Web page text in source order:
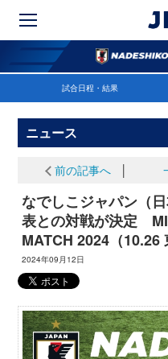
試合日程・結果
ニュース
前の記事へ
なでしこジャパン（
表との対戦が決定
MATCH 2024（10.26
2024年09月12日